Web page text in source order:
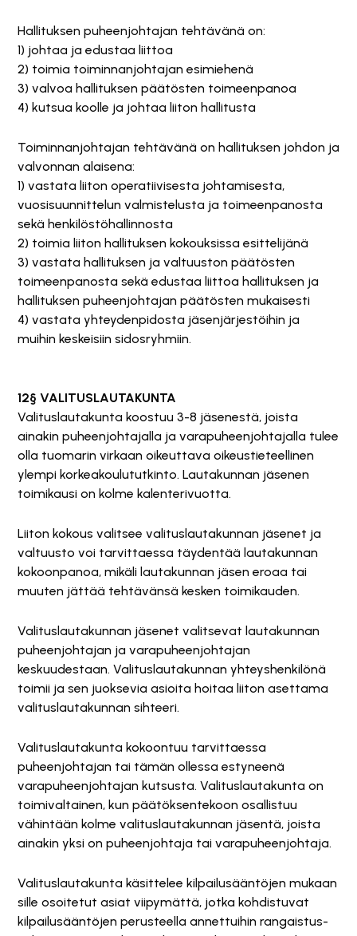
Hallituksen puheenjohtajan tehtävänä on:
1) johtaa ja edustaa liittoa
2) toimia toiminnanjohtajan esimiehenä
3) valvoa hallituksen päätösten toimeenpanoa
4) kutsua koolle ja johtaa liiton hallitusta
Toiminnanjohtajan tehtävänä on hallituksen johdon ja
valvonnan alaisena:
1) vastata liiton operatiivisesta johtamisesta,
vuosisuunnittelun valmistelusta ja toimeenpanosta
sekä henkilöstöhallinnosta
2) toimia liiton hallituksen kokouksissa esittelijänä
3) vastata hallituksen ja valtuuston päätösten
toimeenpanosta sekä edustaa liittoa hallituksen ja
hallituksen puheenjohtajan päätösten mukaisesti
4) vastata yhteydenpidosta jäsenjärjestöihin ja
muihin keskeisiin sidosryhmiin.
12§ VALITUSLAUTAKUNTA
Valituslautakunta koostuu 3-8 jäsenestä, joista
ainakin puheenjohtajalla ja varapuheenjohtajalla tulee
olla tuomarin virkaan oikeuttava oikeustieteellinen
ylempi korkeakoulututkinto. Lautakunnan jäsenen
toimikausi on kolme kalenterivuotta.
Liiton kokous valitsee valituslautakunnan jäsenet ja
valtuusto voi tarvittaessa täydentää lautakunnan
kokoonpanoa, mikäli lautakunnan jäsen eroaa tai
muuten jättää tehtävänsä kesken toimikauden.
Valituslautakunnan jäsenet valitsevat lautakunnan
puheenjohtajan ja varapuheenjohtajan
keskuudestaan. Valituslautakunnan yhteyshenkilönä
toimii ja sen juoksevia asioita hoitaa liiton asettama
valituslautakunnan sihteeri.
Valituslautakunta kokoontuu tarvittaessa
puheenjohtajan tai tämän ollessa estyneenä
varapuheenjohtajan kutsusta. Valituslautakunta on
toimivaltainen, kun päätöksentekoon osallistuu
vähintään kolme valituslautakunnan jäsentä, joista
ainakin yksi on puheenjohtaja tai varapuheenjohtaja.
Valituslautakunta käsittelee kilpailusääntöjen mukaan
sille osoitetut asiat viipymättä, jotka kohdistuvat
kilpailusääntöjen perusteella annettuihin rangaistus-